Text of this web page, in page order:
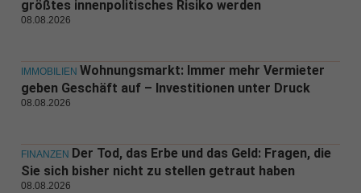
größtes innenpolitisches Risiko werden
08.08.2026
IMMOBILIEN Wohnungsmarkt: Immer mehr Vermieter
geben Geschäft auf – Investitionen unter Druck
08.08.2026
FINANZEN Der Tod, das Erbe und das Geld: Fragen, die
Sie sich bisher nicht zu stellen getraut haben
08.08.2026